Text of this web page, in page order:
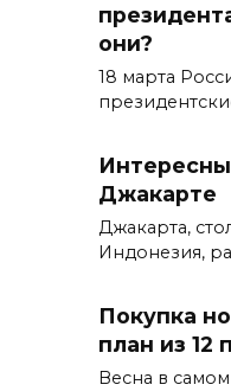
они?
18 марта
Джакарте
Джакарта,
Индонезия,
Покупка
план из 12
Весна в